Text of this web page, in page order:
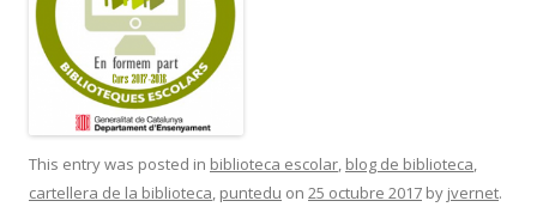
This entry was posted in biblioteca escolar, blog de biblioteca,
cartellera de la biblioteca, puntedu on 25 octubre 2017 by jvernet.